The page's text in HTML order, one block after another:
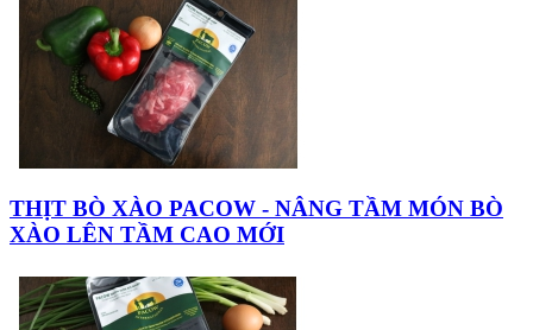
THỊT BÒ XÀO PACOW - NÂNG TẦM MÓN BÒ
XÀO LÊN TẦM CAO MỚI